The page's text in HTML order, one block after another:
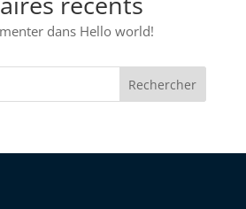
dans Hello world!
Rechercher